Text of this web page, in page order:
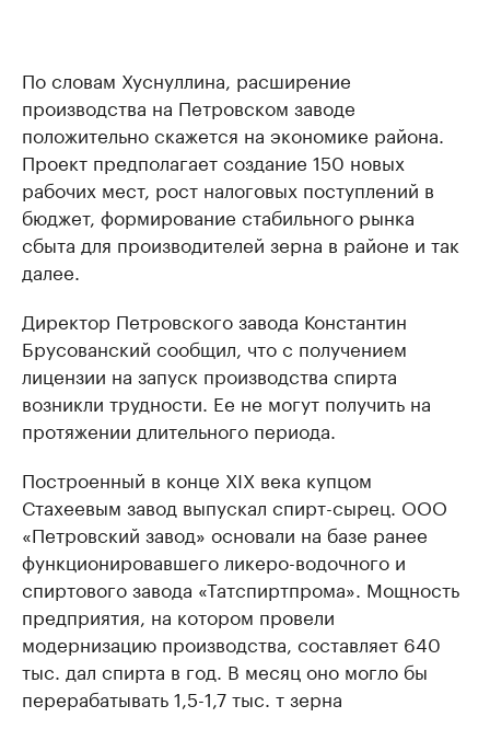
По словам Хуснуллина, расширение
производства на Петровском заводе
положительно скажется на экономике района.
Проект предполагает создание 150 новых
рабочих мест, рост налоговых поступлений в
бюджет, формирование стабильного рынка
сбыта для производителей зерна в районе и так
далее.
Директор Петровского завода Константин
Брусованский сообщил, что с получением
лицензии на запуск производства спирта
возникли трудности. Ее не могут получить на
протяжении длительного периода.
Построенный в конце XIX века купцом
Стахеевым завод выпускал спирт-сырец. ООО
«Петровский завод» основали на базе ранее
функционировавшего ликеро-водочного и
спиртового завода «Татспиртпрома». Мощность
предприятия, на котором провели
модернизацию производства, составляет 640
тыс. дал спирта в год. В месяц оно могло бы
перерабатывать 1,5-1,7 тыс. т зерна